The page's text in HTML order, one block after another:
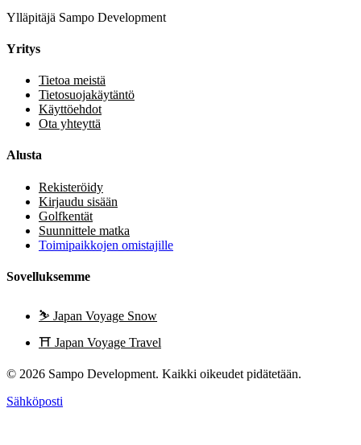
Ylläpitäjä Sampo Development
Yritys
Tietoa meistä
Tietosuojakäytäntö
Käyttöehdot
Ota yhteyttä
Alusta
Rekisteröidy
Kirjaudu sisään
Golfkentät
Suunnittele matka
Toimipaikkojen omistajille
Sovelluksemme
⛷️ Japan Voyage Snow
⛩️ Japan Voyage Travel
© 2026 Sampo Development. Kaikki oikeudet pidätetään.
Sähköposti